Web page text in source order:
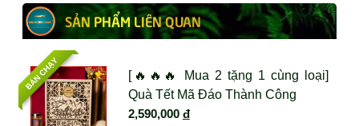
stress, gắn kết tình cảm gia đình, bạn bè.
Rượu Đông Trùng Hạ Thảo Kim Cương Vàng được
chiết xuất từ nguồn Đông Trùng Hạ Thảo thượng
hạng của Kim Cương Vàng. Rượu Đông Trùng Hạ
Thảo thượng hạng được khử hoàn toàn hai chất độc
Andehit và Methanol để đảm bảo cho sức khỏe,
SẢN PHẨM LIÊN QUAN
[🔥🔥🔥 Mua 2 tặng 1 cùng loại]
Quà Tết Mã Đáo Thành Công
2,590,000 đ
BÁN CHẠY